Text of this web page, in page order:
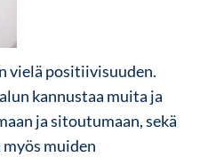
vielä positiivisuuden.
kannustaa muita ja
ja sitoutumaan, sekä
muiden